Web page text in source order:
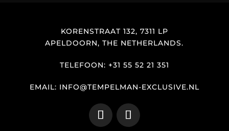
KORENSTRAAT 132, 7311 LP
APELDOORN, THE NETHERLANDS.
TELEFOON: +31 55 52 21 351
EMAIL: INFO@TEMPELMAN-EXCLUSIVE.NL